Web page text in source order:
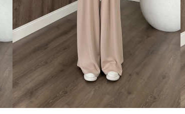
1 Beden (36-38)2 Beden (40-42)